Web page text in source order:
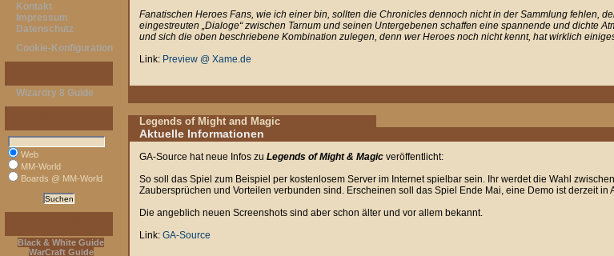
Kontakt
Impressum
Datenschutz
Cookie-Konfiguration
Wizardry 8 Guide
Web
MM-World
Boards @ MM-World
Black & White Guide
WarCraft Guide
Fanatischen Heroes Fans, wie ich einer bin, sollten die Chronicles dennoch nicht in der Sammlung fehlen,
eingestreuten „Dialoge“ zwischen Tarnum und seinen Untergebenen schaffen eine spannende und dichte
und sich die oben beschriebene Kombination zulegen, denn wer Heroes noch nicht kennt, hat wirklich
Link: Preview @ Xame.de
Legends of Might and Magic
Aktuelle Informationen
GA-Source hat neue Infos zu Legends of Might & Magic veröffentlicht:
So soll das Spiel zum Beispiel per kostenlosem Server im Internet spielbar sein. Ihr werdet die Wahl
Zaubersprüchen und Vorteilen verbunden sind. Erscheinen soll das Spiel Ende Mai, eine Demo ist derzeit
Die angeblich neuen Screenshots sind aber schon älter und vor allem bekannt.
Link: GA-Source